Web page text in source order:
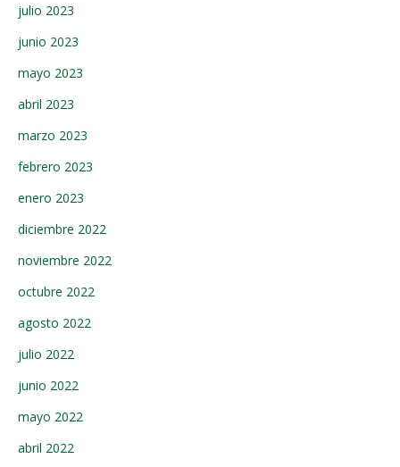
julio 2023
junio 2023
mayo 2023
abril 2023
marzo 2023
febrero 2023
enero 2023
diciembre 2022
noviembre 2022
octubre 2022
agosto 2022
julio 2022
junio 2022
mayo 2022
abril 2022